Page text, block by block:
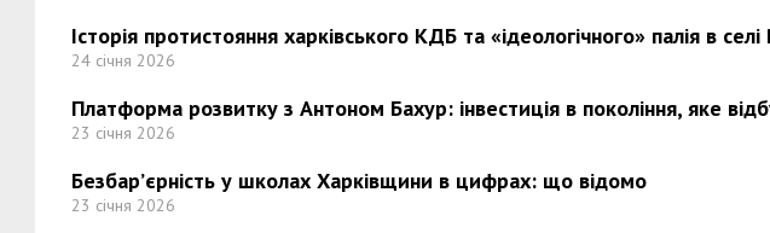
Історія протистояння харківського КДБ та «ідеологічного» палія в
24 січня 2026
Платформа розвитку з Антоном Бахур: інвестиція в покоління, яке
23 січня 2026
Безбар’єрність у школах Харківщини в цифрах: що відомо
23 січня 2026